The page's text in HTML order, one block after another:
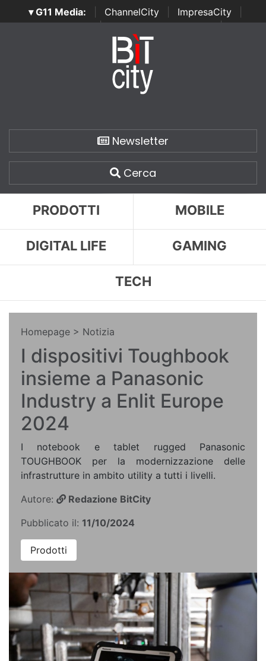
▾ G11 Media: ChannelCity ImpresaCity
SecurityOpenLab | Italian Channel Awards | Italian
Italian Security Awards
Newsletter
Cerca
PRODOTTI MOBILE
DIGITAL LIFE GAMING
TECH
Homepage > Notizia
I dispositivi Toughbook
insieme a Panasonic
Industry a Enlit Europe
2024
I notebook e tablet rugged Panasonic
TOUGHBOOK per la modernizzazione delle
infrastrutture in ambito utility a tutti i livelli.
Autore:
Redazione BitCity
Pubblicato il: 11/10/2024
Prodotti